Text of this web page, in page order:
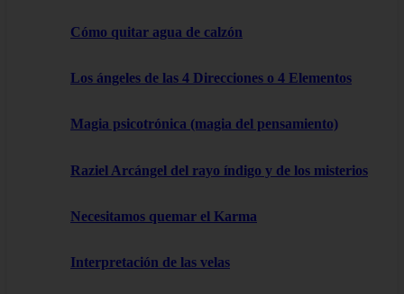
Cómo quitar agua de calzón
Los ángeles de las 4 Direcciones o 4 Elementos
Magia psicotrónica (magia del pensamiento)
Raziel Arcángel del rayo índigo y de los misterios
Necesitamos quemar el Karma
Interpretación de las velas